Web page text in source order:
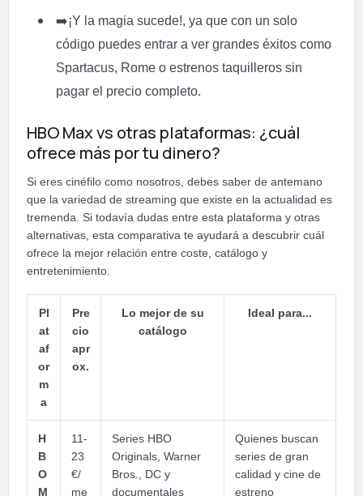
➡️¡Y la magia sucede!, ya que con un solo
código puedes entrar a ver grandes éxitos como
Spartacus, Rome o estrenos taquilleros sin
pagar el precio completo.
HBO Max vs otras plataformas: ¿cuál
ofrece más por tu dinero?
Si eres cinéfilo como nosotros, debes saber de antemano
que la variedad de streaming que existe en la actualidad es
tremenda. Si todavía dudas entre esta plataforma y otras
alternativas, esta comparativa te ayudará a descubrir cuál
ofrece la mejor relación entre coste, catálogo y
entretenimiento.
Pl
at
af
or
m
a
Pre
cio
apr
ox.
Lo mejor de su
catálogo
Ideal para...
H
B
O
M
11-
23
€/
me
Series HBO
Originals, Warner
Bros., DC y
documentales
Quienes buscan
series de gran
calidad y cine de
estreno